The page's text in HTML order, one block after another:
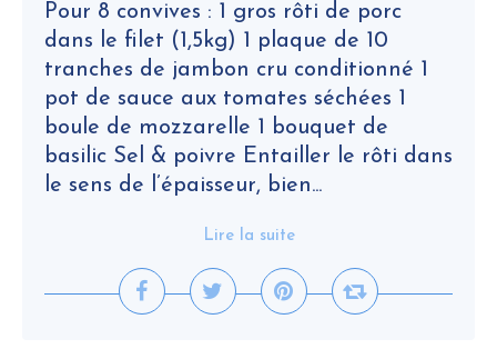
Pour 8 convives : 1 gros rôti de porc
dans le filet (1,5kg) 1 plaque de 10
tranches de jambon cru conditionné 1
pot de sauce aux tomates séchées 1
boule de mozzarelle 1 bouquet de
basilic Sel & poivre Entailler le rôti dans
le sens de l’épaisseur, bien...
Lire la suite